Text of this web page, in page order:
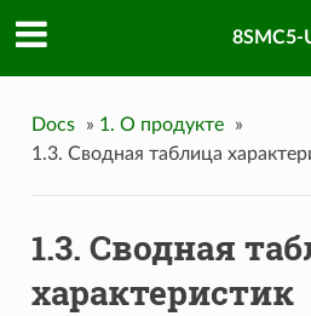
8SMC5-
Docs » 1. О продукте
»
1.3. Сводная таблица
1.3. Сводная
характеристик